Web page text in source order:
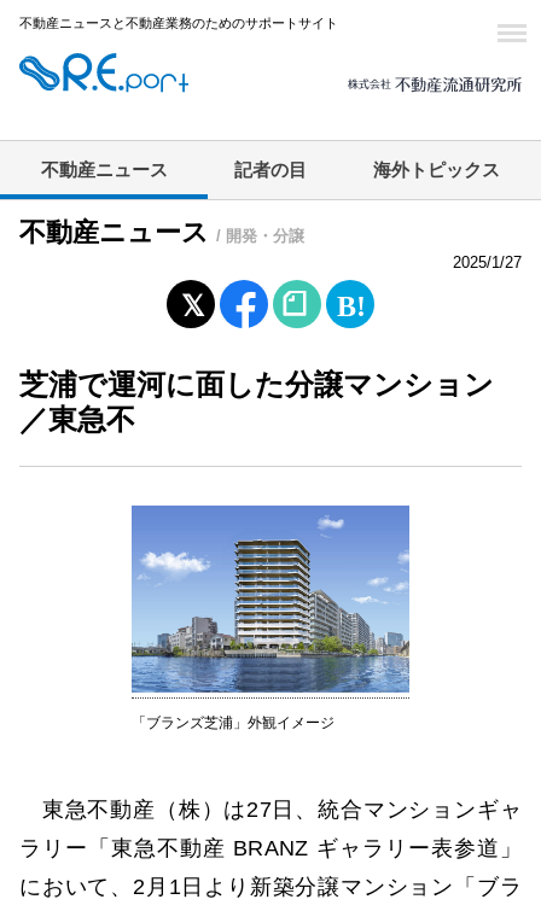
不動産ニュースと不動産業務のためのサポートサイト
不動産ニュース 記者の目 海外トピックス
不動産ニュース / 開発・分譲
2025/1/27
芝浦で運河に面した分譲マンション
／東急不
「ブランズ芝浦」外観イメージ
東急不動産（株）は27日、統合マンションギャ
ラリー「東急不動産 BRANZ ギャラリー表参道」
において、2月1日より新築分譲マンション「ブラ